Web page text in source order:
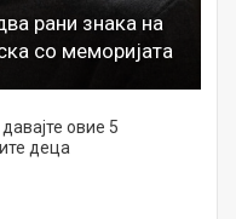
рани знака на
со меморијата
овие 5
деца